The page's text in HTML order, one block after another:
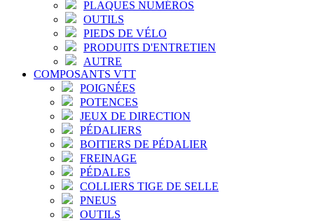
PLAQUES NUMÉROS
OUTILS
PIEDS DE VÉLO
PRODUITS D'ENTRETIEN
AUTRE
COMPOSANTS VTT
POIGNÉES
POTENCES
JEUX DE DIRECTION
PÉDALIERS
BOITIERS DE PÉDALIER
FREINAGE
PÉDALES
COLLIERS TIGE DE SELLE
PNEUS
OUTILS